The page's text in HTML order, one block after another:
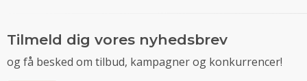
Tilmeld dig vores nyhedsbrev
og få besked om tilbud, kampagner og konkurrencer!